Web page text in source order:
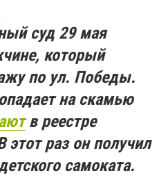
суд 29 мая
который
по ул. Победы.
на скамью
в реестре
раз он получил
самоката.